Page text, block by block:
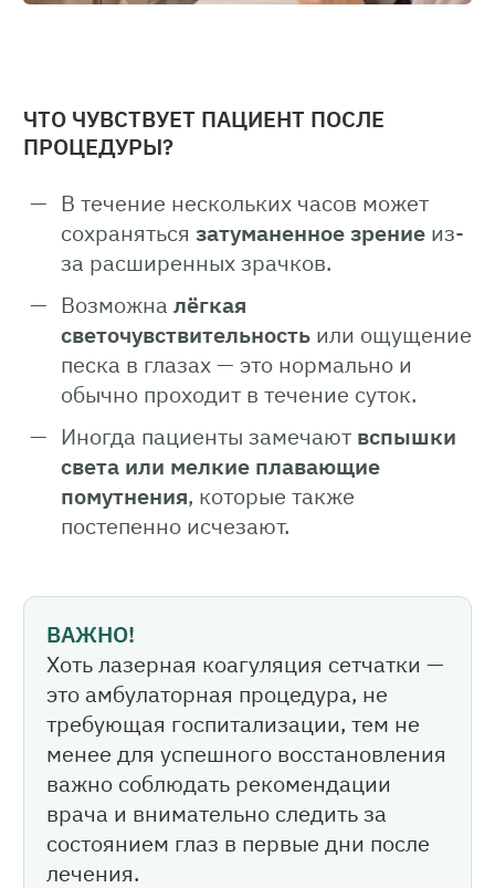
ЧТО ЧУВСТВУЕТ ПАЦИЕНТ ПОСЛЕ
ПРОЦЕДУРЫ?
В течение нескольких часов может
сохраняться затуманенное зрениеиз-
за расширенных зрачков.
Возможна лёгкая
светочувствительностьили ощущение
песка в глазах — это нормально и
обычно проходит в течение суток.
Иногда пациенты замечают вспышки
света или мелкие плавающие
помутнения, которые также
постепенно исчезают.
ВАЖНО!
Хоть лазерная коагуляция сетчатки —
это амбулаторная процедура, не
требующая госпитализации, тем не
менее для успешного восстановления
важно соблюдать рекомендации
врача и внимательно следить за
состоянием глаз в первые дни после
лечения.